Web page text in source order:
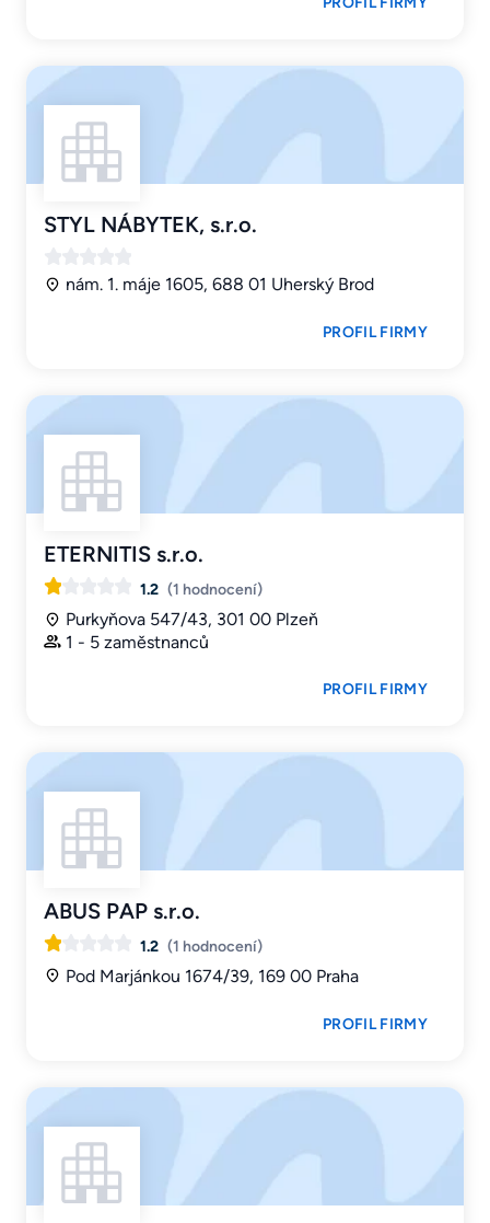
STYL NÁBYTEK, s.r.o.
nám. 1. máje 1605, 688 01 Uherský Brod
PROFIL FIRMY
ETERNITIS s.r.o.
1.2 (1 hodnocení)
Purkyňova 547/43, 301 00 Plzeň
1 - 5 zaměstnanců
PROFIL FIRMY
ABUS PAP s.r.o.
1.2 (1 hodnocení)
Pod Marjánkou 1674/39, 169 00 Praha
PROFIL FIRMY